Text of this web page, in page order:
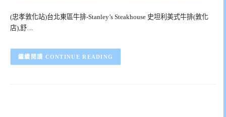
(忠孝敦化站)台北東區牛排-Stanley’s Steakhouse 史坦利美式牛排(敦化
店),舒…
CONTINUE READING